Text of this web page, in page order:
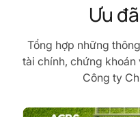
Ưu
Tổng hợp những
tài chính, chứng
Công ty